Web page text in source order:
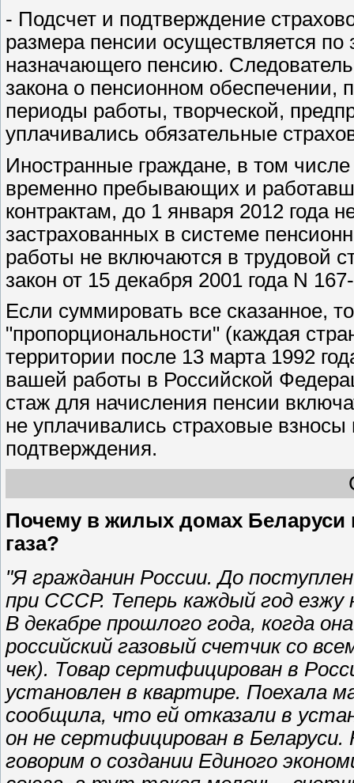
- Подсчет и подтверждение
размера пенсии осуществляется по
назначающего пенсию.
закона о пенсионном обеспечении,
периоды работы, творческой,
уплачивались обязательные
Иностранные граждане, в том
временно пребывающих и
контрактам, до 1 января 2012 года
застрахованных в системе
работы не включаются в трудовой
закон от 15 декабря 2001 года N
Если суммировать все сказанное,
"пропорциональности" (каждая
территории после 13 марта 1992
вашей работы в Российской
стаж для начисления пенсии
не уплачивались страховые взносы
подтверждения.
Почему в жилых домах Беларуси
газа?
"Я гражданин России. До
при СССР. Теперь каждый год
В декабре прошлого года, когда
российский газовый счетчик со
чек). Товар сертифицирован в
установлен в квартире. Поехала
сообщила, что ей отказали в
он не сертифицирован в
говорим о создании Единого